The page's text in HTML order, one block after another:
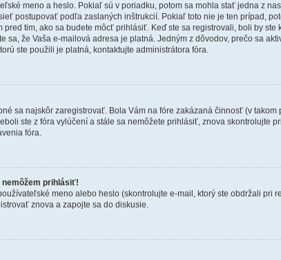
meno a heslo. Pokiaľ sú v poriadku, potom sa mohla stať jedna z
postupovať podľa zaslaných inštrukcií. Pokiaľ toto nie je ten prípad,
tim, ako sa budete môcť prihlásiť. Keď ste sa registrovali, boli by
sa, že Vaša e-mailová adresa je platná. Jedným z dôvodov, prečo sa
ste použili je platná, kontaktujte administrátora fóra.
sa najskôr zaregistrovať. Bola Vám na fóre zakázaná činnosť (v
ste z fóra vylúčení a stále sa nemôžete prihlásiť, znova skontrolujte
fóra.
prihlásiť!
meno alebo heslo (skontrolujte e-mail, ktorý ste obdržali
znova a zapojte sa do diskusie.